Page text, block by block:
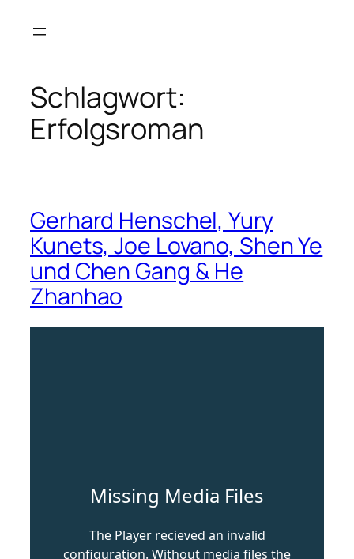
Inhalt
Schlagwort:
Erfolgsroman
Gerhard Henschel, Yury
Kunets, Joe Lovano, Shen Ye
und Chen Gang & He
Zhanhao